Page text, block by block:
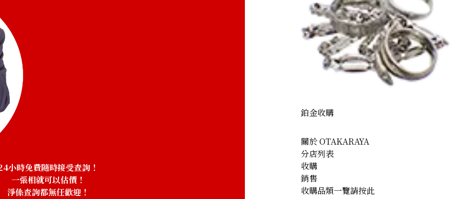
小時免費隨時接受查詢！
一張相就可以估價！
淨係查詢都無任歡迎！
鉑金收購
關於 OTAKARAYA
分店列表
收購
銷售
收購品類一覽請按此